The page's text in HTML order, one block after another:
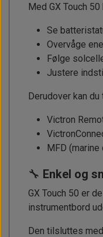
Med GX Touch 50
Se
Overvåge
Følge
Justere
Derudover kan
Victron
MFD
🔧 Enkel og
GX Touch 50 er
instrumentbord
Den tilsluttes med